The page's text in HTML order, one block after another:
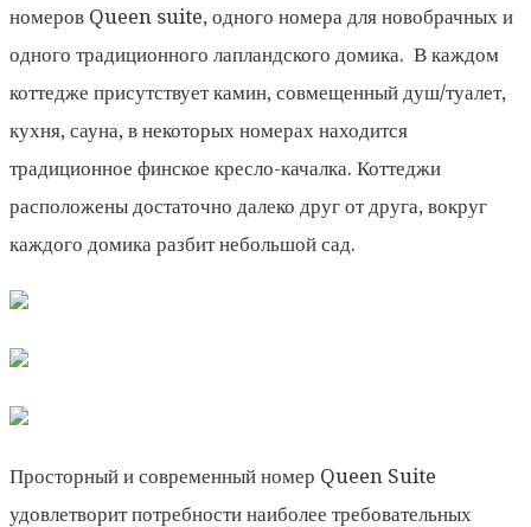
номеров Queen suite, одного номера для новобрачных и
одного традиционного лапландского домика. В каждом
коттедже присутствует камин, совмещенный душ/туалет,
кухня, сауна, в некоторых номерах находится
традиционное финское кресло-качалка. Коттеджи
расположены достаточно далеко друг от друга, вокруг
каждого домика разбит небольшой сад.
Просторный и современный номер Queen Suite
удовлетворит потребности наиболее требовательных